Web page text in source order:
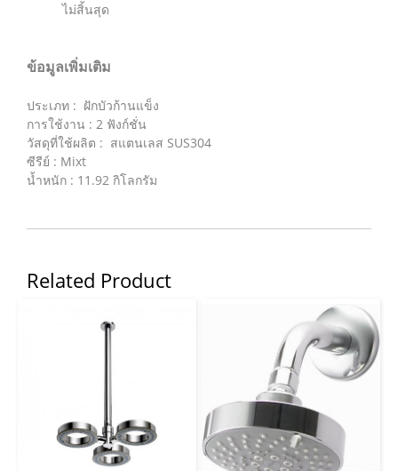
ไม่สิ้นสุด
ข้อมูลเพิ่มเติม
ประเภท : ฝักบัวก้านแข็ง
การใช้งาน : 2 ฟังก์ชั่น
วัสดุที่ใช้ผลิต : สแตนเลส SUS304
ซีรีย์ : Mixt
น้ำหนัก : 11.92 กิโลกรัม
Related Product